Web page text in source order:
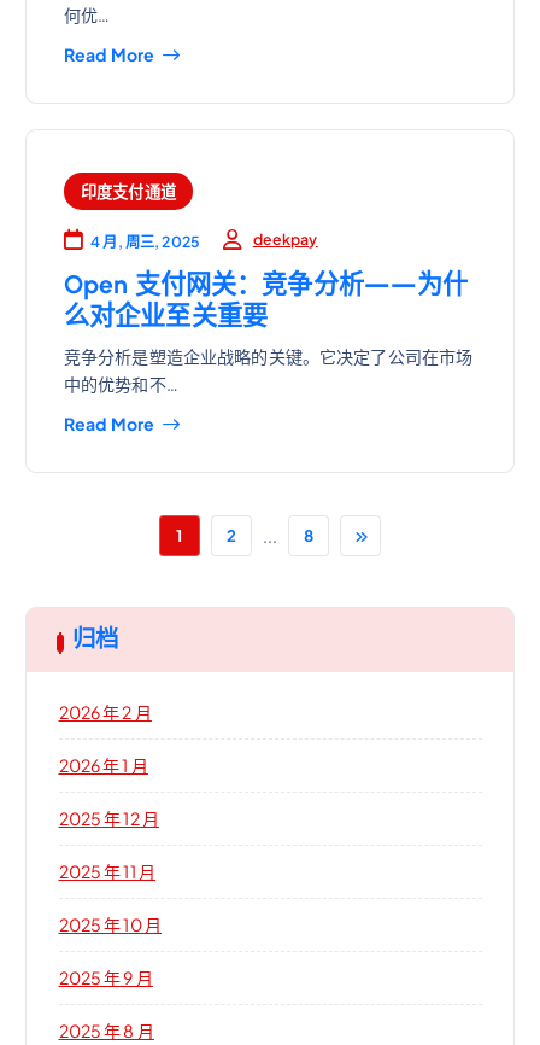
何优…
Read More
印度支付通道
4 月, 周三, 2025 deekpay
Open 支付网关：竞争分析——为什
么对企业至关重要
竞争分析是塑造企业战略的关键。它决定了公司在市场
中的优势和不…
Read More
1 2 ... 8
归档
2026 年 2 月
2026 年 1 月
2025 年 12 月
2025 年 11 月
2025 年 10 月
2025 年 9 月
2025 年 8 月